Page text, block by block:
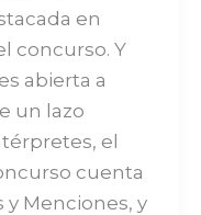
en
concurso. Y
abierta a
un lazo
el
cuenta
Menciones, y